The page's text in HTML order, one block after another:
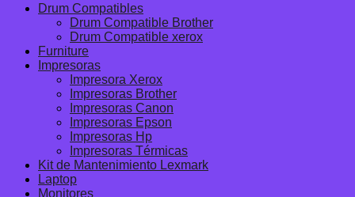
Drum Compatibles
Drum Compatible Brother
Drum Compatible xerox
Furniture
Impresoras
Impresora Xerox
Impresoras Brother
Impresoras Canon
Impresoras Epson
Impresoras Hp
Impresoras Térmicas
Kit de Mantenimiento Lexmark
Laptop
Monitores